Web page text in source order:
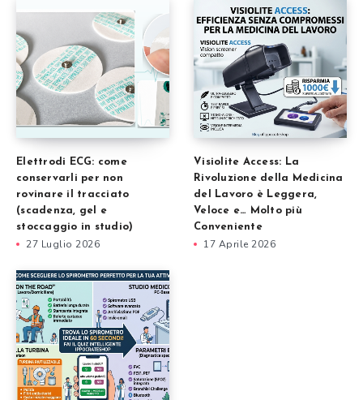
Elettrodi ECG: come
conservarli per non
rovinare il tracciato
(scadenza, gel e
stoccaggio in studio)
27 Luglio 2026
Visiolite Access: La
Rivoluzione della Medicina
del Lavoro è Leggera,
Veloce e… Molto più
Conveniente
17 Aprile 2026